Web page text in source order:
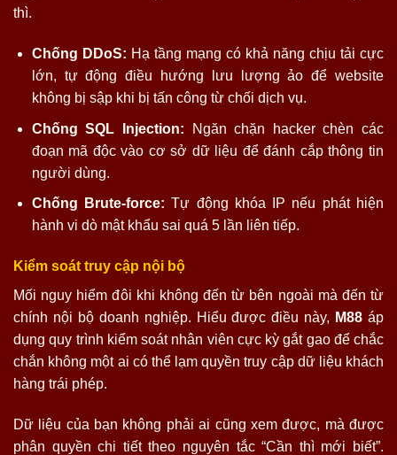
thì.
Chống DDoS: Hạ tầng mạng có khả năng chịu tải cực
lớn, tự động điều hướng lưu lượng ảo để website
không bị sập khi bị tấn công từ chối dịch vụ.
Chống SQL Injection: Ngăn chặn hacker chèn các
đoạn mã độc vào cơ sở dữ liệu để đánh cắp thông tin
người dùng.
Chống Brute-force: Tự động khóa IP nếu phát hiện
hành vi dò mật khẩu sai quá 5 lần liên tiếp.
Kiểm soát truy cập nội bộ
Mối nguy hiểm đôi khi không đến từ bên ngoài mà đến từ
chính nội bộ doanh nghiệp. Hiểu được điều này, M88 áp
dụng quy trình kiểm soát nhân viên cực kỳ gắt gao để chắc
chắn không một ai có thể lạm quyền truy cập dữ liệu khách
hàng trái phép.
Dữ liệu của bạn không phải ai cũng xem được, mà được
phân quyền chi tiết theo nguyên tắc “Cần thì mới biết”.